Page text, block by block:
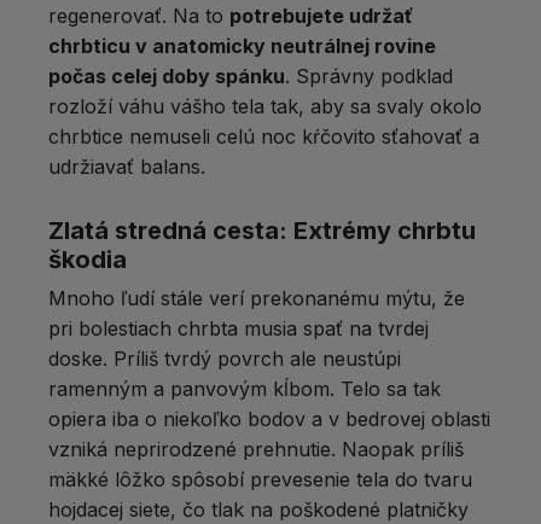
regenerovať. Na to potrebujete udržať
chrbticu v anatomicky neutrálnej rovine
počas celej doby spánku. Správny podklad
rozloží váhu vášho tela tak, aby sa svaly okolo
chrbtice nemuseli celú noc kŕčovito sťahovať a
udržiavať balans.
Zlatá stredná cesta: Extrémy chrbtu
škodia
Mnoho ľudí stále verí prekonanému mýtu, že
pri bolestiach chrbta musia spať na tvrdej
doske. Príliš tvrdý povrch ale neustúpi
ramenným a panvovým kĺbom. Telo sa tak
opiera iba o niekoľko bodov a v bedrovej oblasti
vzniká neprirodzené prehnutie. Naopak príliš
mäkké lôžko spôsobí prevesenie tela do tvaru
hojdacej siete, čo tlak na poškodené platničky